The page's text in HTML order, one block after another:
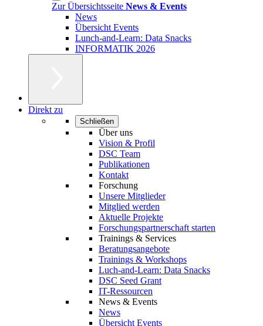
Zur Übersichtsseite News & Events
News
Übersicht Events
Lunch-and-Learn: Data Snacks
INFORMATIK 2026
Direkt zu
Schließen
Über uns
Vision & Profil
DSC Team
Publikationen
Kontakt
Forschung
Unsere Mitglieder
Mitglied werden
Aktuelle Projekte
Forschungspartnerschaft starten
Trainings & Services
Beratungsangebote
Trainings & Workshops
Luch-and-Learn: Data Snacks
DSC Seed Grant
IT-Ressourcen
News & Events
News
Übersicht Events